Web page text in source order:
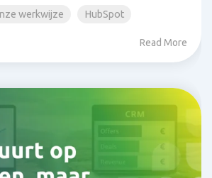
werkwijze HubSpot
Read More